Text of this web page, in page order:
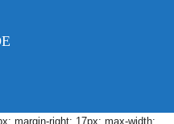
margin-right: 17px; max-width: